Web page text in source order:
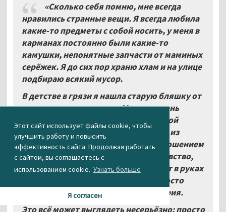
Этот сайт использует файлы cookie, чтобы
улучшить работу и повысить
эффективность сайта. Продолжая работать
с сайтом, вы соглашаетесь с
использованием cookie. Узнать больше
Я согласен
«Сколько себя помню, мне всегда
нравились странные вещи. Я всегда любила
какие-то предметы с собой носить, у меня в
карманах постоянно были какие-то
камушки, непонятные запчасти от маминых
серёжек. Я до сих пор храню хлам и на улице
подбираю всякий мусор.
В детстве в грязи я нашла старую бляшку от
ремня, очень красивую. Мне она очень
понравилась, её приятно было с собой
носить. Я связываю своё отношение из
детства к этой бляшке со своим отношением
к искусству сейчас. Это приятное чувство,
когда ты держишь какой-то предмет в руках
и он тебе очень нравится. Это не просто
эстетика, в этом есть какая-то история.
Это всё может выглядеть несерьёзно: просто